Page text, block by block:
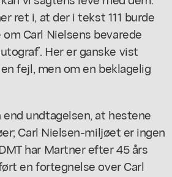
ret i, at der i tekst 111 burde
Carl Nielsens bevarede
Her er ganske vist
fejl, men om en beklagelig
undtagelsen, at hestene
Carl Nielsen-miljøet er ingen
har Martner efter 45 års
en fortegnelse over Carl